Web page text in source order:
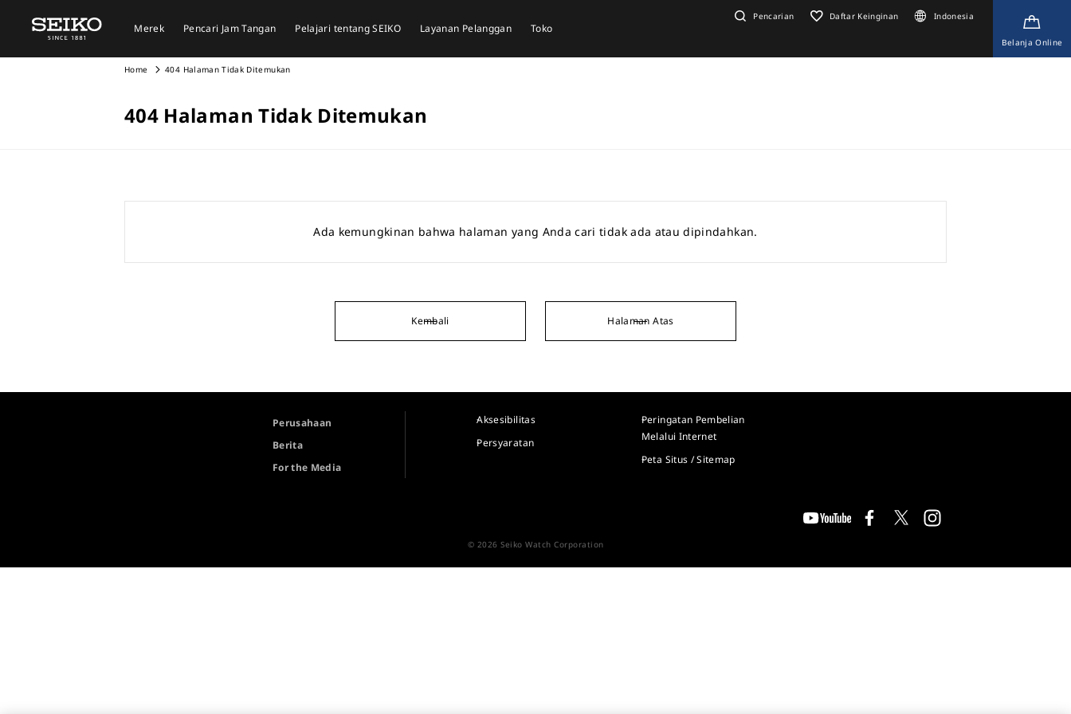
Merek Pencari Jam Tangan Pelajari tentang SEIKO Layanan Pelanggan Toko
Pencarian Daftar Keinginan Indonesia
Belanja Online
Home 404 Halaman Tidak Ditemukan
404 Halaman Tidak Ditemukan
Ada kemungkinan bahwa halaman yang Anda cari tidak ada atau dipindahkan.
Kembali Halaman Atas
Perusahaan
Berita
For the Media
Aksesibilitas
Persyaratan
Peringatan Pembelian
Melalui Internet
Peta Situs / Sitemap
© 2026 Seiko Watch Corporation